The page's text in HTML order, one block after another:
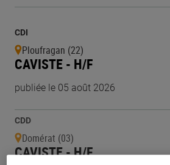
CDI
Ploufragan (22)
CAVISTE - H/F
publiée le 05 août 2026
CDD
Domérat (03)
CAVISTE - H/F